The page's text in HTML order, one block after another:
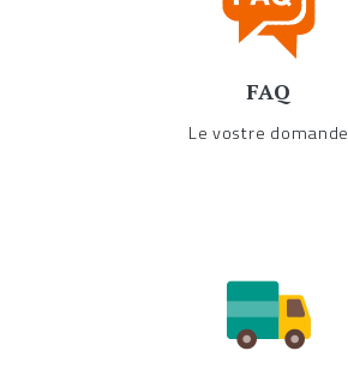
FAQ
Le vostre domande